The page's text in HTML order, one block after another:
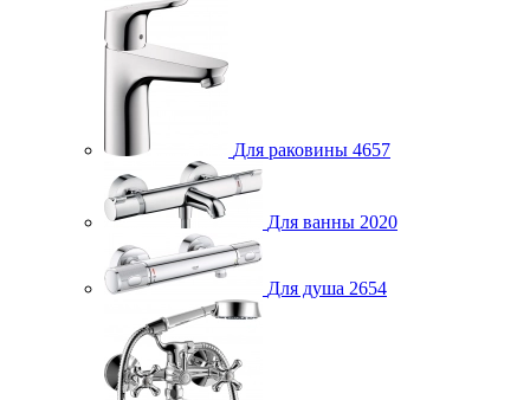
Для раковины 4657
Для ванны 2020
Для душа 2654